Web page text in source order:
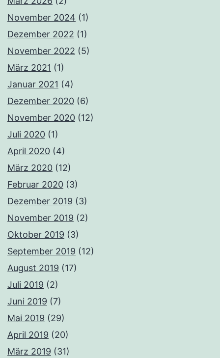
November 2024 (1)
Dezember 2022 (1)
November 2022 (5)
März 2021 (1)
Januar 2021 (4)
Dezember 2020 (6)
November 2020 (12)
Juli 2020 (1)
April 2020 (4)
März 2020 (12)
Februar 2020 (3)
Dezember 2019 (3)
November 2019 (2)
Oktober 2019 (3)
September 2019 (12)
August 2019 (17)
Juli 2019 (2)
Juni 2019 (7)
Mai 2019 (29)
April 2019 (20)
März 2019 (31)